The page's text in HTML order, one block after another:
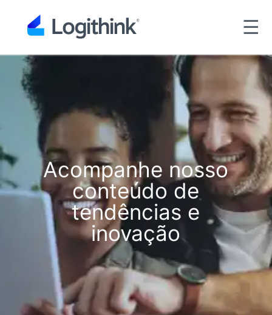
☰
Acompanhe nosso
conteúdo de
tendências e
inovação